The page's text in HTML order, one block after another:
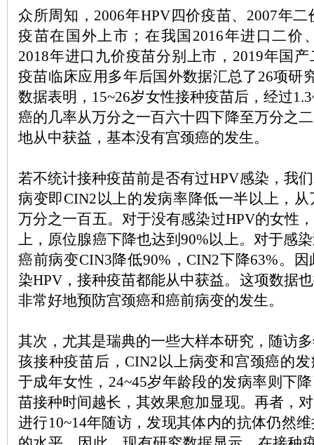
众所周知，2006年HPV四价疫苗、2007年
疫苗在国外上市；在我国2016年进口二价
2018年进口九价疫苗分别上市，2019年国
疫苗临床应用多年后国外数据汇总了26项研
数据表明，15~26岁女性接种疫苗后，经过
癌的几率从万分之一百六十四下降至万分之
地从中获益，基本没有宫颈癌的发生。
若不统计接种疫苗前是否有过HPV感染，我
病变即CIN2以上的发病率降低一半以上，
万分之一百五。对于没有感染过HPV的女性
上，原位腺癌下降也达到90%以上。对于感
癌前病变CIN3降低90%，CIN2下降63%。
染HPV，接种疫苗都能从中获益。这项数据
非常好地预防宫颈癌和癌前病变的发生。
其次，尤其是瑞典的一些大样本研究，随访
孩接种疫苗后，CIN2以上病变和宫颈癌的
于成年女性，24~45岁年龄段的发病率则下
苗接种时间越长，其效果愈加显现。再者，
进行10~14年随访，发现其体内的抗体仍然